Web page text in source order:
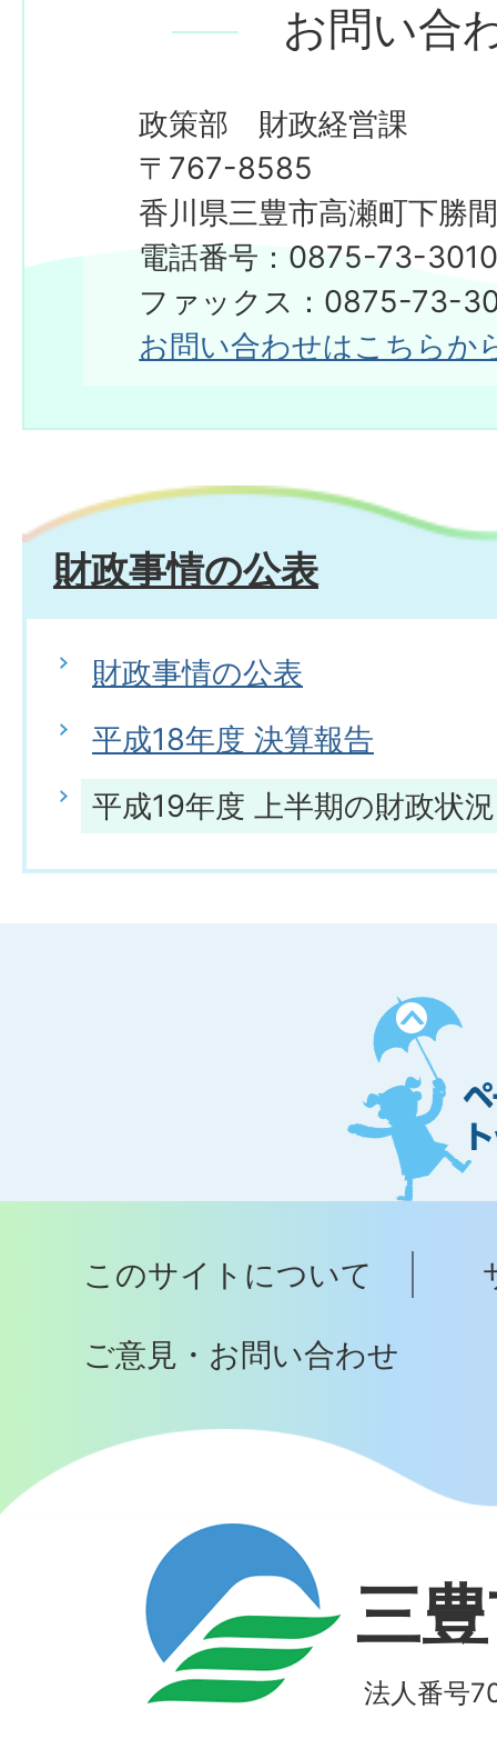
お問い合
政策部 財政経営課
〒767-8585
香川県三豊市高瀬町下勝
電話番号：0875-73-
ファックス：0875-73-
お問い合わせはこちらか
財政事情の公表
財政事情の公表
平成18年度 決算報告
平成19年度 上半期の財政状況
ペ
ー
ジ
ト
ッ
へ
このサイトについて
ご意見・お問い合わせ
三
法人番号